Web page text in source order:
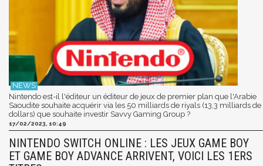
Nintendo est-il l'éditeur un éditeur de jeux de premier plan que l'Arabie
Saoudite souhaite acquérir via les 50 milliards de riyals (13,3 milliards de
dollars) que souhaite investir Savvy Gaming Group ?
17/02/2023, 10:49
NINTENDO SWITCH ONLINE : LES JEUX GAME BOY
ET GAME BOY ADVANCE ARRIVENT, VOICI LES 1ERS